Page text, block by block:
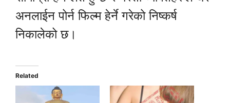
अनलाईन पोर्न फिल्म हेर्ने गरेको निष्कर्ष
निकालेको छ।
Related